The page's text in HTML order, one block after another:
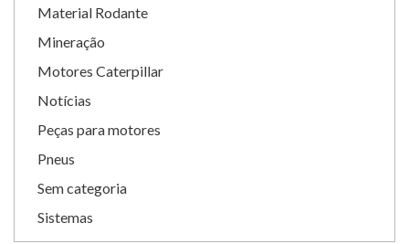
Material Rodante
Mineração
Motores Caterpillar
Notícias
Peças para motores
Pneus
Sem categoria
Sistemas